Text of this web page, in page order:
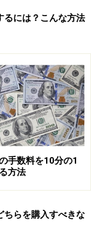
が低いとか、そ
だから「為替手
う試みに、チー
るには？こんな方法
手数料を10分の1
方法
ちらを購入すべきな